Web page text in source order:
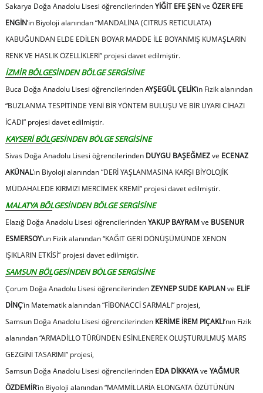
Sakarya Doğa Anadolu Lisesi öğrencilerindenYİĞİT EFE ŞENve ÖZER EFE
ENGİN’in Biyoloji alanından“MANDALİNA (CITRUS RETICULATA)
KABUĞUNDAN ELDE EDİLEN BOYAR MADDE İLE BOYANMIŞ KUMAŞLARIN
RENK VE HASLIK ÖZELLİKLERİ” projesi davet edilmiştir.
İZMİR BÖLGESİNDEN BÖLGE SERGİSİNE
Buca Doğa Anadolu Lisesi öğrencilerindenAYŞEGÜL ÇELİK’in Fizik alanından
“BUZLANMA TESPİTİNDE YENİ BİR YÖNTEM BULUŞU VE BİR UYARI CİHAZI
İCADI”projesi davet edilmiştir.
KAYSERİ BÖLGESİNDEN BÖLGE SERGİSİNE
Sivas Doğa Anadolu Lisesi öğrencilerinden DUYGU BAŞEĞMEZve ECENAZ
AKÜNAL’ın Biyoloji alanından“DERİ YAŞLANMASINA KARŞI BİYOLOJİK
MÜDAHALEDE KIRMIZI MERCİMEK KREMİ” projesi davet edilmiştir.
MALATYA BÖLGESİNDEN BÖLGE SERGİSİNE
Elazığ Doğa Anadolu Lisesi öğrencilerindenYAKUP BAYRAMve BUSENUR
ESMERSOY’un Fizik alanından“KAĞIT GERİ DÖNÜŞÜMÜNDE XENON
IŞIKLARIN ETKİSİ”projesi davet edilmiştir.
SAMSUN BÖLGESİNDEN BÖLGE SERGİSİNE
Çorum Doğa Anadolu Lisesi öğrencilerindenZEYNEP SUDE KAPLANve ELİF
DİNÇ’in Matematik alanından“FİBONACCİ SARMALI”projesi,
Samsun Doğa Anadolu Lisesi öğrencilerinden KERİME İREM PIÇAKLI’nın Fizik
alanından“ARMADİLLO TÜRÜNDEN ESİNLENEREK OLUŞTURULMUŞ MARS
GEZGİNİ TASARIMI”projesi,
Samsun Doğa Anadolu Lisesi öğrencilerinden EDA DİKKAYAve YAĞMUR
ÖZDEMİR’in Biyoloji alanından“MAMMİLLARİA ELONGATA ÖZÜTÜNÜN